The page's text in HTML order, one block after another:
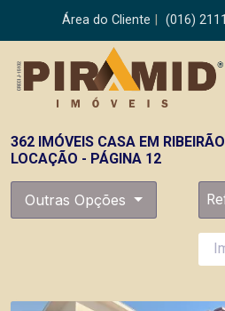
Área do Cliente (016)
362 IMÓVEIS CASA EM
LOCAÇÃO - PÁGINA 12
Outras Opções